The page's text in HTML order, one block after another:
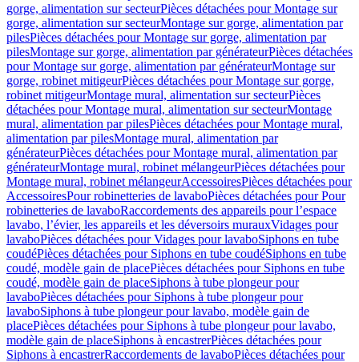
gorge, alimentation sur secteurPièces détachées pour Montage sur
gorge, alimentation sur secteurMontage sur gorge, alimentation par
pilesPièces détachées pour Montage sur gorge, alimentation par
pilesMontage sur gorge, alimentation par générateurPièces détachées
pour Montage sur gorge, alimentation par générateurMontage sur
gorge, robinet mitigeurPièces détachées pour Montage sur gorge,
robinet mitigeurMontage mural, alimentation sur secteurPièces
détachées pour Montage mural, alimentation sur secteurMontage
mural, alimentation par pilesPièces détachées pour Montage mural,
alimentation par pilesMontage mural, alimentation par
générateurPièces détachées pour Montage mural, alimentation par
générateurMontage mural, robinet mélangeurPièces détachées pour
Montage mural, robinet mélangeurAccessoiresPièces détachées pour
AccessoiresPour robinetteries de lavaboPièces détachées pour Pour
robinetteries de lavaboRaccordements des appareils pour l’espace
lavabo, l’évier, les appareils et les déversoirs murauxVidages pour
lavaboPièces détachées pour Vidages pour lavaboSiphons en tube
coudéPièces détachées pour Siphons en tube coudéSiphons en tube
coudé, modèle gain de placePièces détachées pour Siphons en tube
coudé, modèle gain de placeSiphons à tube plongeur pour
lavaboPièces détachées pour Siphons à tube plongeur pour
lavaboSiphons à tube plongeur pour lavabo, modèle gain de
placePièces détachées pour Siphons à tube plongeur pour lavabo,
modèle gain de placeSiphons à encastrerPièces détachées pour
Siphons à encastrerRaccordements de lavaboPièces détachées pour